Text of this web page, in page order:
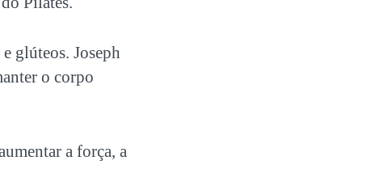
glúteos. Joseph
o corpo
a força, a